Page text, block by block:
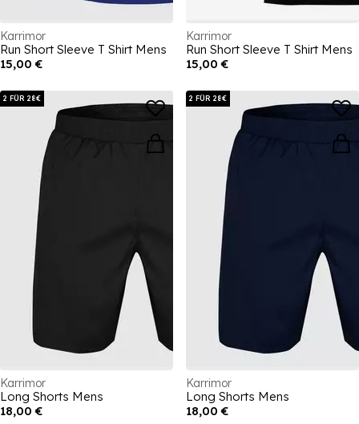
Karrimor
Run Short Sleeve T Shirt Mens
15,00 €
Karrimor
Run Short Sleeve T Shirt Mens
15,00 €
2 FÜR 28€
Karrimor
Long Shorts Mens
18,00 €
2 FÜR 28€
Karrimor
Long Shorts Mens
18,00 €